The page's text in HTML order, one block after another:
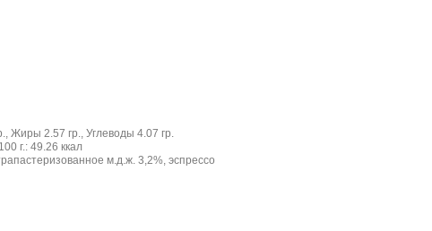
Жиры 2.57 гр., Углеводы 4.07 гр.
г.: 49.26 ккал
м.д.ж. 3,2%, эспрессо